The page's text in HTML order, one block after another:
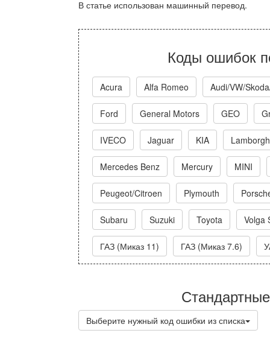
В статье использован машинный перевод.
Коды ошибок
Acura Alfa Romeo Audi/VW/
Ford General Motors GEO
IVECO Jaguar KIA
Mercedes Benz Mercury MINI
Peugeot/Citroen Plymouth
Subaru Suzuki Toyota Volga
ГАЗ (Миказ 11) ГАЗ (Миказ 7.6)
Выберите нужный код ошибки из списка